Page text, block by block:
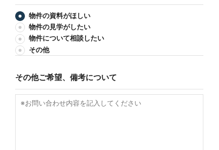
物件の資料がほしい
物件の見学がしたい
物件について相談したい
その他
その他ご希望、備考について